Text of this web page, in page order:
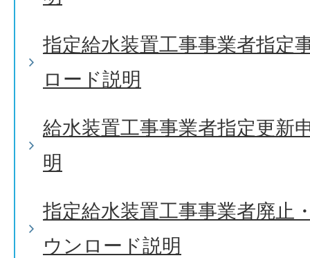
指定給水装置工事事業者指定
ロード説明
給水装置工事事業者指定更新
明
指定給水装置工事事業者廃止
ウンロード説明